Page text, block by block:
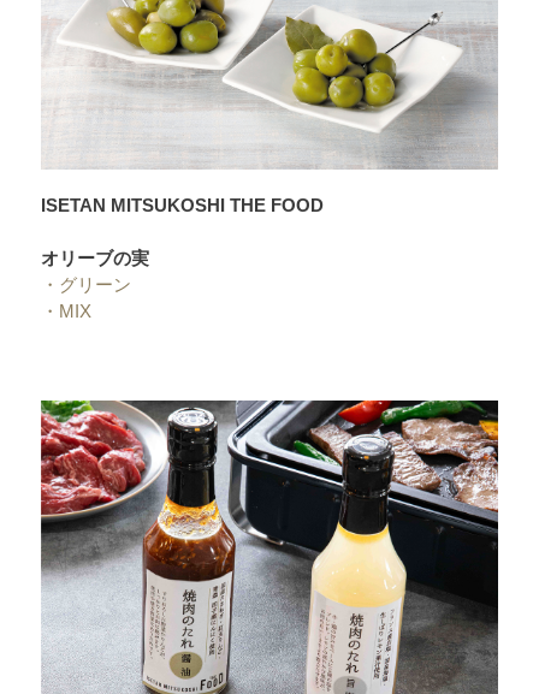
ISETAN MITSUKOSHI THE FOOD
オリーブの実
・ グリーン
・ MIX